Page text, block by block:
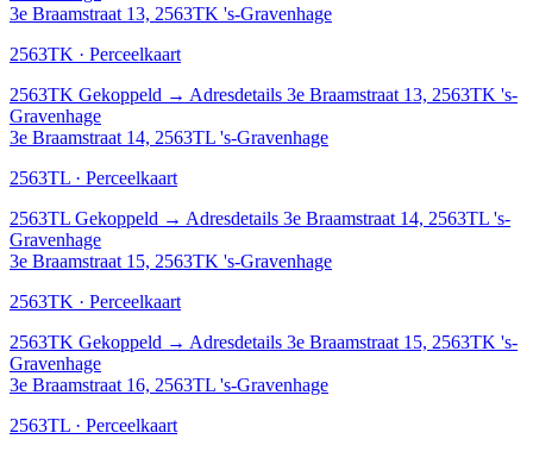
3e Braamstraat 13, 2563TK 's-Gravenhage
2563TK · Perceelkaart
2563TK Gekoppeld → Adresdetails 3e Braamstraat 13, 2563TK 's-
Gravenhage
3e Braamstraat 14, 2563TL 's-Gravenhage
2563TL · Perceelkaart
2563TL Gekoppeld → Adresdetails 3e Braamstraat 14, 2563TL 's-
Gravenhage
3e Braamstraat 15, 2563TK 's-Gravenhage
2563TK · Perceelkaart
2563TK Gekoppeld → Adresdetails 3e Braamstraat 15, 2563TK 's-
Gravenhage
3e Braamstraat 16, 2563TL 's-Gravenhage
2563TL · Perceelkaart